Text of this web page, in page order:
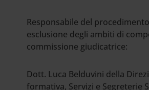
Responsabile del
esclusione degli ambiti di
commissione giudicatrice:
Dott. Luca Belduvini della
formativa, Servizi e Segreterie